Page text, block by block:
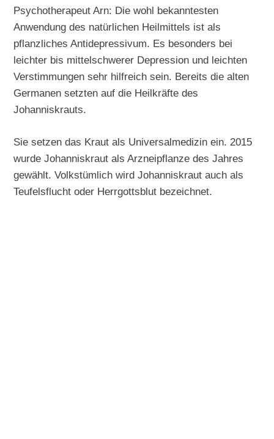
Psychotherapeut Arn: Die wohl bekanntesten
Anwendung des natürlichen Heilmittels ist als
pflanzliches Antidepressivum. Es besonders bei
leichter bis mittelschwerer Depression und leichten
Verstimmungen sehr hilfreich sein. Bereits die alten
Germanen setzten auf die Heilkräfte des
Johanniskrauts.
Sie setzen das Kraut als Universalmedizin ein. 2015
wurde Johanniskraut als Arzneipflanze des Jahres
gewählt. Volkstümlich wird Johanniskraut auch als
Teufelsflucht oder Herrgottsblut bezeichnet.